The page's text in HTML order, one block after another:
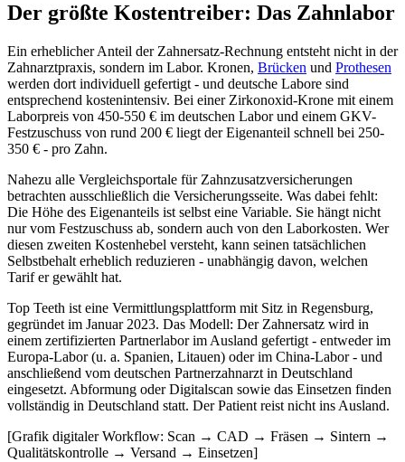
Der größte Kostentreiber: Das Zahnlabor
Ein erheblicher Anteil der Zahnersatz-Rechnung entsteht nicht in der
Zahnarztpraxis, sondern im Labor. Kronen, Brücken und Prothesen
werden dort individuell gefertigt - und deutsche Labore sind
entsprechend kostenintensiv. Bei einer Zirkonoxid-Krone mit einem
Laborpreis von 450-550 € im deutschen Labor und einem GKV-
Festzuschuss von rund 200 € liegt der Eigenanteil schnell bei 250-
350 € - pro Zahn.
Nahezu alle Vergleichsportale für Zahnzusatzversicherungen
betrachten ausschließlich die Versicherungsseite. Was dabei fehlt:
Die Höhe des Eigenanteils ist selbst eine Variable. Sie hängt nicht
nur vom Festzuschuss ab, sondern auch von den Laborkosten. Wer
diesen zweiten Kostenhebel versteht, kann seinen tatsächlichen
Selbstbehalt erheblich reduzieren - unabhängig davon, welchen
Tarif er gewählt hat.
Top Teeth ist eine Vermittlungsplattform mit Sitz in Regensburg,
gegründet im Januar 2023. Das Modell: Der Zahnersatz wird in
einem zertifizierten Partnerlabor im Ausland gefertigt - entweder im
Europa-Labor (u. a. Spanien, Litauen) oder im China-Labor - und
anschließend vom deutschen Partnerzahnarzt in Deutschland
eingesetzt. Abformung oder Digitalscan sowie das Einsetzen finden
vollständig in Deutschland statt. Der Patient reist nicht ins Ausland.
[Grafik digitaler Workflow: Scan → CAD → Fräsen → Sintern →
Qualitätskontrolle → Versand → Einsetzen]